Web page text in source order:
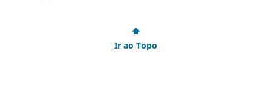
⬆
Ir ao Topo